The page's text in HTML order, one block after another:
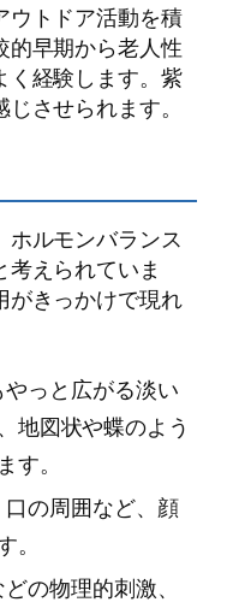
ウトドア活動を積
的早期から老人性
く経験します。紫
させられます。
ルモンバランス
えられていま
がきっかけで現れ
っと広がる淡い
地図状や蝶のよう
。
の周囲など、顔
の物理的刺激、